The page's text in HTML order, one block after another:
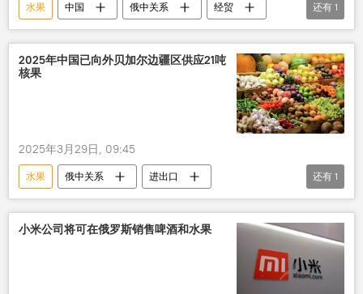
水果 中国 俄中关系
经贸
出口
还有 1
2025年中国已向外贝加尔边疆区供应21吨
核果
2025年3月29日, 09:45
水果 俄中关系
进出口
外贝加尔边疆区
还有 1
小米公司将可在俄罗斯销售啤酒和水果